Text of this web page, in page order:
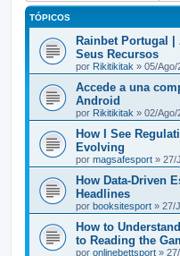
TÓPICOS
Rainbet Portugal
Seus Recursos
por Rikitikitak » 05/Ago/
Accede a una
Android
por Rikitikitak » 02/Ago/
How I See
Evolving
por magsafesport » 27/
How Data-Driven
Headlines
por booksitesport » 27/
How to
to Reading the
por onlinebettsport »